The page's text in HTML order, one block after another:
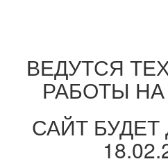
ВЕДУТСЯ
РАБОТЫ
САЙТ